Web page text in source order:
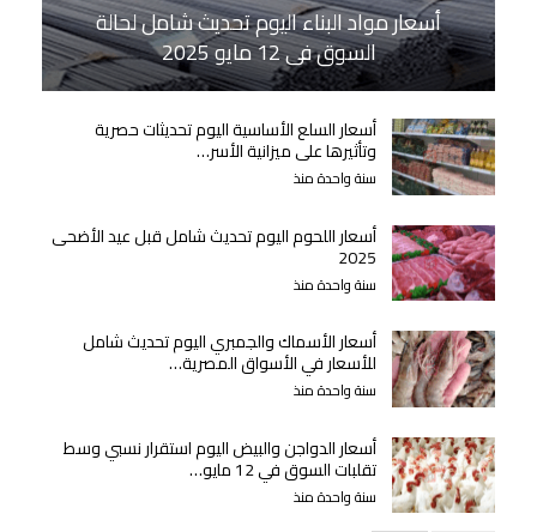
أسعار مواد البناء اليوم تحديث شامل لحالة
السوق في 12 مايو 2025
أسعار السلع الأساسية اليوم تحديثات حصرية
وتأثيرها على ميزانية الأسر…
سنة واحدة منذ
أسعار اللحوم اليوم تحديث شامل قبل عيد الأضحى
2025
سنة واحدة منذ
أسعار الأسماك والجمبري اليوم تحديث شامل
للأسعار في الأسواق المصرية…
سنة واحدة منذ
أسعار الدواجن والبيض اليوم استقرار نسبي وسط
تقلبات السوق في 12 مايو…
سنة واحدة منذ